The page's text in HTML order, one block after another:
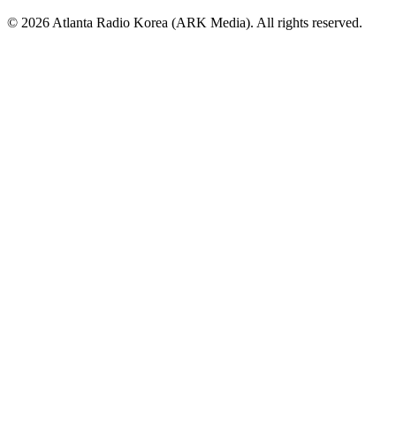
© 2026 Atlanta Radio Korea (ARK Media). All rights reserved.